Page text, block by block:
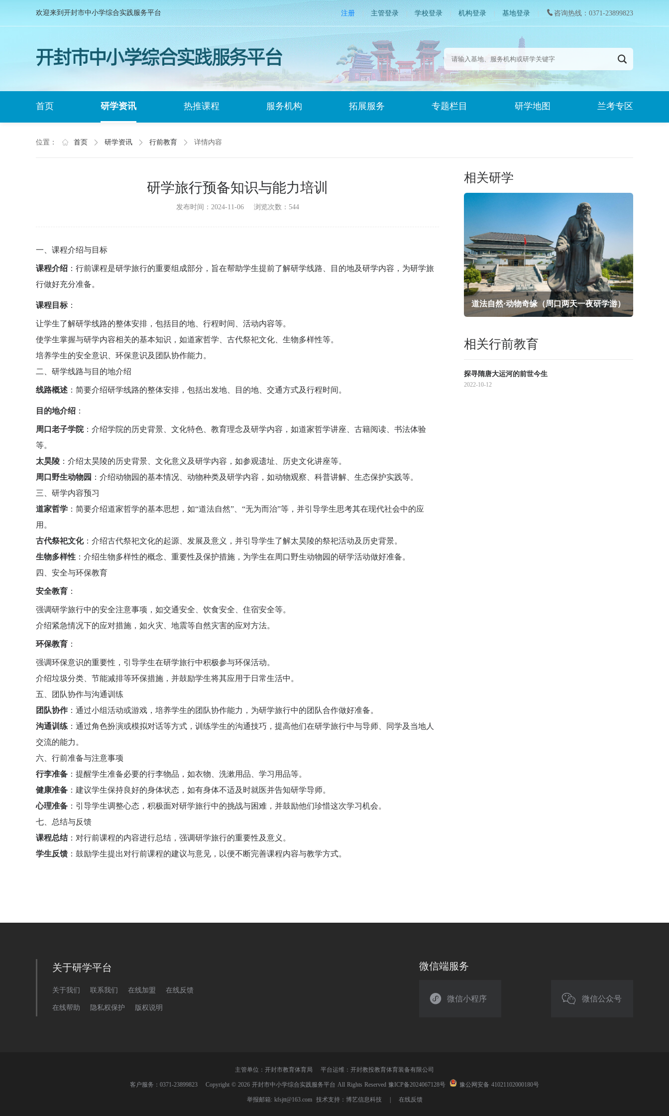
欢迎来到开封市中小学综合实践服务平台 注册 主管登录 学校登录 机构登录 基地登录 咨询热线：0371-23899823
首页 研学资讯 热推课程 服务机构 拓展服务 专题栏目 研学地图 兰考专区
位置： 首页 研学资讯 行前教育 详情内容
研学旅行预备知识与能力培训
发布时间：2024-11-06 浏览次数：544
一、课程介绍与目标
课程介绍 ：行前课程是研学旅行的重要组成部分，旨在帮助学生提前了解研学线路、目的地及研学内容，为研学旅
行做好充分准备。
课程目标：
让学生了解研学线路的整体安排，包括目的地、行程时间、活动内容等。
使学生掌握与研学内容相关的基本知识，如道家哲学、古代祭祀文化、生物多样性等。
培养学生的安全意识、环保意识及团队协作能力。
二、研学线路与目的地介绍
线路概述 ：简要介绍研学线路的整体安排，包括出发地、目的地、交通方式及行程时间。
目的地介绍 ：
周口老子学院：介绍学院的历史背景、文化特色、教育理念及研学内容，如道家哲学讲座、古籍阅读、书法体验
等。
太昊陵 ：介绍太昊陵的历史背景、文化意义及研学内容，如参观遗址、历史文化讲座等。
周口野生动物园 ：介绍动物园的基本情况、动物种类及研学内容，如动物观察、科普讲解、生态保护实践等。
三、研学内容预习
道家哲学 ：简要介绍道家哲学的基本思想，如“道法自然”、“无为而治”等，并引导学生思考其在现代社会中的应
用。
古代祭祀文化：介绍古代祭祀文化的起源、发展及意义，并引导学生了解太昊陵的祭祀活动及历史背景。
生物多样性 ：介绍生物多样性的概念、重要性及保护措施，为学生在周口野生动物园的研学活动做好准备。
四、安全与环保教育
安全教育 ：
强调研学旅行中的安全注意事项，如交通安全、饮食安全、住宿安全等。
介绍紧急情况下的应对措施，如火灾、地震等自然灾害的应对方法。
环保教育 ：
强调环保意识的重要性，引导学生在研学旅行中积极参与环保活动。
介绍垃圾分类、节能减排等环保措施，并鼓励学生将其应用于日常生活中。
五、团队协作与沟通训练
团队协作 ：通过小组活动或游戏，培养学生的团队协作能力，为研学旅行中的团队合作做好准备。
沟通训练 ：通过角色扮演或模拟对话等方式，训练学生的沟通技巧，提高他们在研学旅行中与导师、同学及当地人
交流的能力。
六、行前准备与注意事项
行李准备 ：提醒学生准备必要的行李物品，如衣物、洗漱用品、学习用品等。
健康准备 ：建议学生保持良好的身体状态，如有身体不适及时就医并告知研学导师。
心理准备 ：引导学生调整心态，积极面对研学旅行中的挑战与困难，并鼓励他们珍惜这次学习机会。
七、总结与反馈
课程总结：对行前课程的内容进行总结，强调研学旅行的重要性及意义。
学生反馈 ：鼓励学生提出对行前课程的建议与意见，以便不断完善课程内容与教学方式。
相关研学
道法自然·动物奇缘（周口两天一夜研学游）
相关行前教育
探寻隋唐大运河的前世今生
2022-10-12
关于研学平台
关于我们 联系我们 在线加盟 在线反馈
在线帮助 隐私权保护 版权说明
微信端服务
微信小程序 微信公众号
主管单位：开封市教育体育局 平台运维：开封教投教育体育装备有限公司
客户服务：0371-23899823 Copyright © 2026 开封市中小学综合实践服务平台 All Rights Reserved 豫ICP备2024067128号 豫公网安备 41021102000180号
举报邮箱: kfsjtt@163.com 技术支持： 博艺信息科技| 在线反馈